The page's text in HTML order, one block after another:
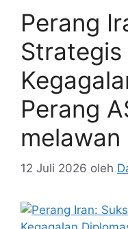
Perang
Strategis
Perang
melawan
12 Juli 2026 oleh